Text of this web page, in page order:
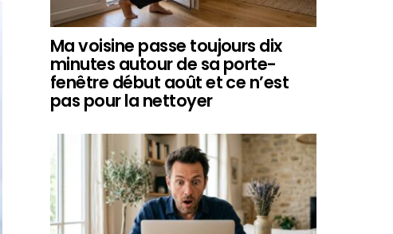
Ma voisine passe toujours dix
minutes autour de sa porte-
fenêtre début août et ce n’est
pas pour la nettoyer